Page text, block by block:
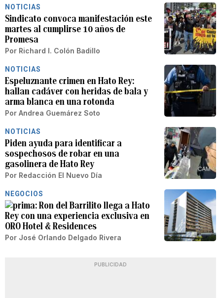
NOTICIAS
Sindicato convoca manifestación este
martes al cumplirse 10 años de
Promesa
Por Richard I. Colón Badillo
NOTICIAS
Espeluznante crimen en Hato Rey:
hallan cadáver con heridas de bala y
arma blanca en una rotonda
Por Andrea Guemárez Soto
NOTICIAS
Piden ayuda para identificar a
sospechosos de robar en una
gasolinera de Hato Rey
Por Redacción El Nuevo Día
NEGOCIOS
Ron del Barrilito llega a Hato
Rey con una experiencia exclusiva en
ORO Hotel & Residences
Por José Orlando Delgado Rivera
PUBLICIDAD